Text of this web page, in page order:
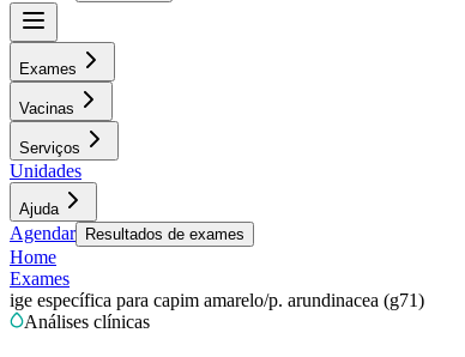
Exames
Vacinas
Serviços
Unidades
Ajuda
Agendar Resultados de exames
Home
Exames
ige específica para capim amarelo/p. arundinacea (g71)
Análises clínicas